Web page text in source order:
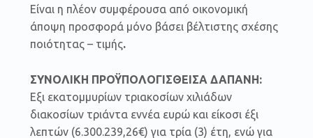
Είναι η πλέον συμφέρουσα από οικονομική
άποψη προσφορά μόνο βάσει βέλτιστης σχέσης
ποιότητας – τιμής.
ΣΥΝΟΛΙΚΗ ΠΡΟΫΠΟΛΟΓΙΣΘΕΙΣΑ ΔΑΠΑΝΗ:
Εξι εκατομμυρίων τριακοσίων χιλιάδων
διακοσίων τριάντα εννέα ευρώ και είκοσι έξι
λεπτών (6.300.239,26€) για τρία (3) έτη, ενώ για